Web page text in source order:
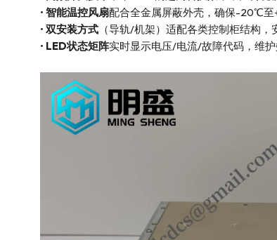
• 智能温控风扇配合全金属屏蔽外壳，确保-20℃
• 双安装方式 （导轨/机架）适配各类控制柜结构，
• LED状态矩阵实时显示电压/电流/故障代码，维护